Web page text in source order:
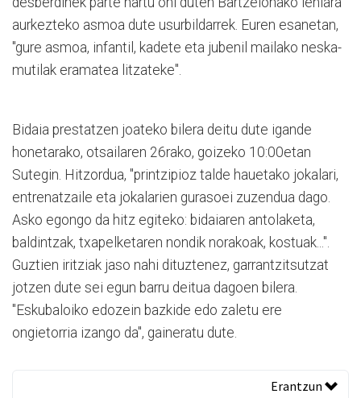
aurkezteko asmoa dute usurbildarrek. Euren esanetan,
"gure asmoa, infantil, kadete eta jubenil mailako neska-
mutilak eramatea litzateke".
Bidaia prestatzen joateko bilera deitu dute igande
honetarako, otsailaren 26rako, goizeko 10:00etan
Sutegin. Hitzordua, "printzipioz talde hauetako jokalari,
entrenatzaile eta jokalarien gurasoei zuzendua dago.
Asko egongo da hitz egiteko: bidaiaren antolaketa,
baldintzak, txapelketaren nondik norakoak, kostuak...".
Guztien iritziak jaso nahi dituztenez, garrantzitsutzat
jotzen dute sei egun barru deitua dagoen bilera.
"Eskubaloiko edozein bazkide edo zaletu ere
ongietorria izango da", gaineratu dute.
Erantzun